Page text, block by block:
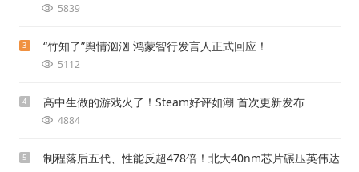
5839
3 “竹知了”舆情汹汹 鸿蒙智行发言人正式回应！
5112
4 高中生做的游戏火了！Steam好评如潮 首次更新发布
4884
5
制程落后五代、性能反超478倍！北大40nm芯片碾压英伟达